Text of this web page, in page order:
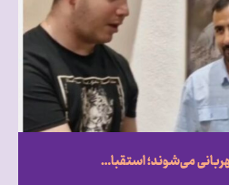
وقتی قهرمانانِ ملی، میزبانِ مهربانی می‌شوند؛ استقبال گرم علیرضا دبیر از فرزندان انجمن اتیسم ایران [همراه با فیلم]